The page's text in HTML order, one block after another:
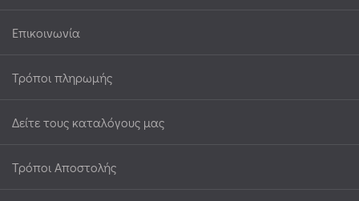
Επικοινωνία
Τρόποι πληρωμής
Δείτε τους καταλόγους μας
Τρόποι Αποστολής